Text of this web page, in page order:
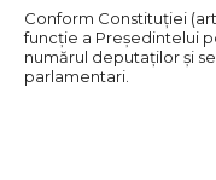
Conform Constituției
funcţie a Președintelui
numărul deputaţilor şi
parlamentari.